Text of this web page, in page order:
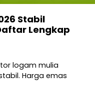
Stabil
Lengkap
logam mulia
Harga emas